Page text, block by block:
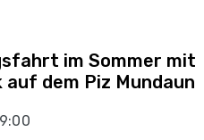
im Sommer mit
dem Piz Mundaun